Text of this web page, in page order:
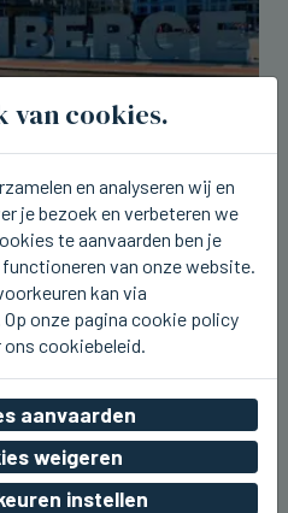
tot 11
van cookies.
en analyseren wij en
je bezoek en verbeteren we
te aanvaarden ben je
van onze website.
kan via
onze pagina cookie policy
cookiebeleid.
aanvaarden
weigeren
instellen